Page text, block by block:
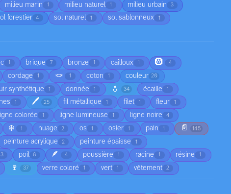
milieu marin 1 milieu naturel 1 milieu urbain 3
forestier 4 sol naturel 1 sol sablonneux 1
1 brique 7 bronze 1 cailloux 1 🛞 4
cordage 1 🪢 1 coton 1 couleur 20
synthétique 1 donnée 1 💧 34 écaille 1
1 🖊️ 25 fil métallique 1 filet 1 fleur 1
colorée 1 ligne lumineuse 1 ligne noire 4
❄️ 1 nuage 2 os 1 osier 1 pain 1 📄 145
peinture acrylique 2 peinture épaisse 1
3 poil 8 🪶 4 poussière 1 racine 1 résine 1
🍷 37 verre coloré 1 vert 1 vêtement 2